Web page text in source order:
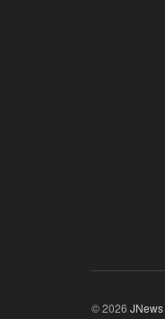
© 2026 JNews